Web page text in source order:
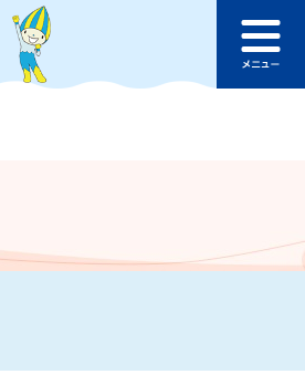
このページの本文へ
ュ